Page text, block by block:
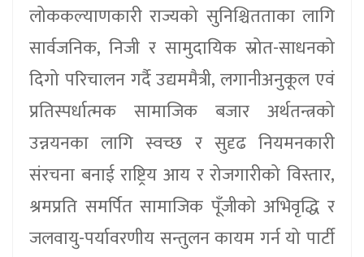
लोककल्याणकारी राज्यको सुनिश्चितताका लागि
सार्वजनिक, निजी र सामुदायिक स्रोत-साधनको
दिगो परिचालन गर्दै उद्यममैत्री, लगानीअनुकूल एवं
प्रतिस्पर्धात्मक सामाजिक बजार अर्थतन्त्रको
उन्नयनका लागि स्वच्छ र सुदृढ नियमनकारी
संरचना बनाई राष्ट्रिय आय र रोजगारीको विस्तार,
श्रमप्रति समर्पित सामाजिक पूँजीको अभिवृद्धि र
जलवायु-पर्यावरणीय सन्तुलन कायम गर्न यो पार्टी